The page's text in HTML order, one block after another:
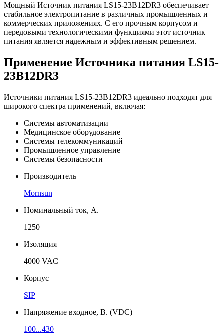
Мощный Источник питания LS15-23B12DR3 обеспечивает
стабильное электропитание в различных промышленных и
коммерческих приложениях. С его прочным корпусом и
передовыми технологическими функциями этот источник
питания является надежным и эффективным решением.
Применение Источника питания LS15-
23B12DR3
Источники питания LS15-23B12DR3 идеально подходят для
широкого спектра применений, включая:
Системы автоматизации
Медицинское оборудование
Системы телекоммуникаций
Промышленное управление
Системы безопасности
Производитель
Mornsun
Номинальный ток, А.
1250
Изоляция
4000 VAC
Корпус
SIP
Напряжение входное, В. (VDC)
100...430